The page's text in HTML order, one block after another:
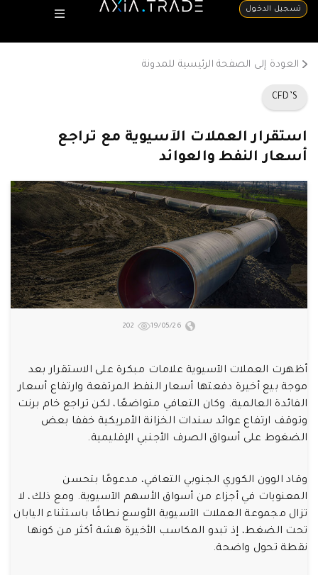
تسجيل الدخول
العودة إلى الصفحة الرئيسية للمدونة
CFD’S
استقرار العملات الآسيوية مع تراجع
أسعار النفط والعوائد
19/05/26
202
أظهرت العملات الآسيوية علامات مبكرة على الاستقرار بعد
موجة بيع أخيرة دفعتها أسعار النفط المرتفعة وارتفاع أسعار
الفائدة العالمية. وكان التعافي متواضعًا، لكن تراجع خام برنت
وتوقف ارتفاع عوائد سندات الخزانة الأمريكية خففا بعض
الضغوط على أسواق الصرف الأجنبي الإقليمية.
وقاد الوون الكوري الجنوبي التعافي، مدعومًا بتحسن
المعنويات في أجزاء من أسواق الأسهم الآسيوية. ومع ذلك، لا
تزال مجموعة العملات الآسيوية الأوسع نطاقًا باستثناء اليابان
تحت الضغط، إذ تبدو المكاسب الأخيرة هشة أكثر من كونها
نقطة تحول واضحة.